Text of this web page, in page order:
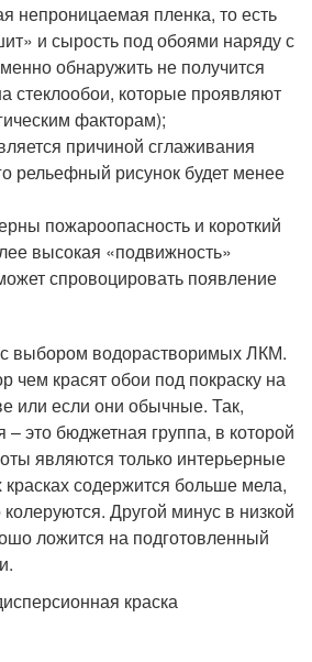
непроницаемая пленка, то есть
и сырость под обоями наряду с
обнаружить не получится
стеклообои, которые проявляют
факторам);
причиной сглаживания
рельефный рисунок будет менее
пожароопасность и короткий
высокая «подвижность»
спровоцировать появление
выбором водорастворимых ЛКМ.
чем красят обои под покраску на
или если они обычные. Так,
это бюджетная группа, в которой
являются только интерьерные
содержится больше мела,
Другой минус в низкой
ложится на подготовленный
краска